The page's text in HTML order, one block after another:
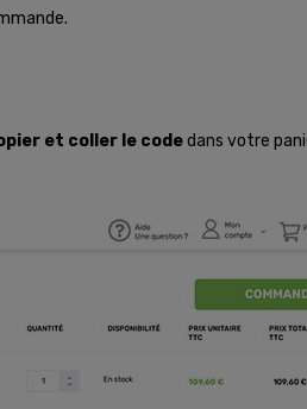
et coller le codedans votre